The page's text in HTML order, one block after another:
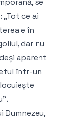
se
„Tot ce ai
e în
dar nu
aparent
într-un
Dumnezeu,